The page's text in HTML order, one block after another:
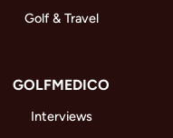
Golf & Travel
GOLFMEDICO
Interviews